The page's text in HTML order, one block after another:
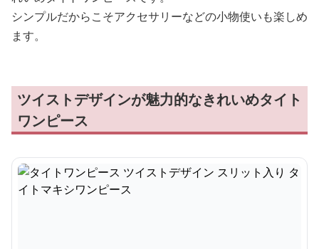
シンプルだからこそアクセサリーなどの小物使いも楽しめ
ます。
ツイストデザインが魅力的なきれいめタイト
ワンピース